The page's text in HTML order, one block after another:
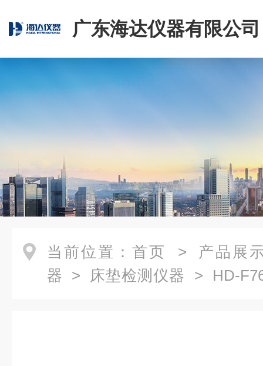
广东海达仪器有限公司
当前位置： 首页 > 产品展
器 > 床垫检测仪器 > HD-